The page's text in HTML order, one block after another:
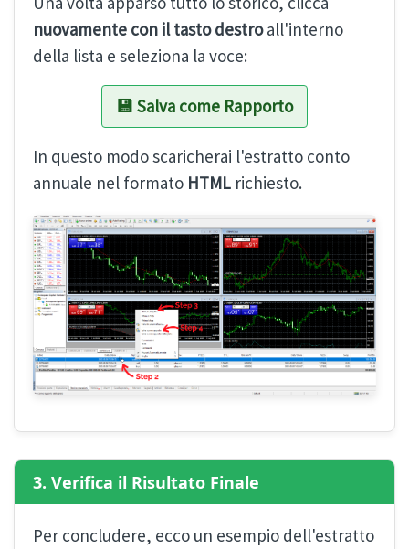
nuovamente con il tasto destroall'interno
della lista e seleziona la voce:
💾 Salva come Rapporto
In questo modo scaricherai l'estratto conto
annuale nel formato HTML richiesto.
3. Verifica il Risultato Finale
Per concludere, ecco un esempio dell'estratto